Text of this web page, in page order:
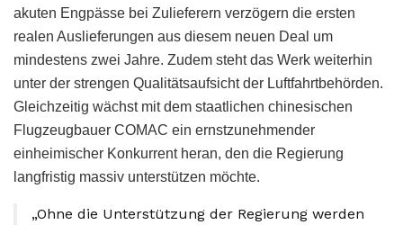
akuten Engpässe bei Zulieferern verzögern die ersten
realen Auslieferungen aus diesem neuen Deal um
mindestens zwei Jahre. Zudem steht das Werk weiterhin
unter der strengen Qualitätsaufsicht der Luftfahrtbehörden.
Gleichzeitig wächst mit dem staatlichen chinesischen
Flugzeugbauer COMAC ein ernstzunehmender
einheimischer Konkurrent heran, den die Regierung
langfristig massiv unterstützen möchte.
„Ohne die Unterstützung der Regierung werden